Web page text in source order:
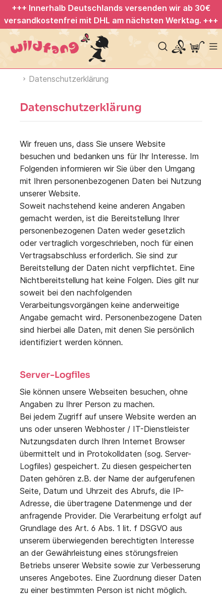
+++ Innerhalb Deutschlands versenden wir ab 30€
versandkostenfrei mit DHL am nächsten Werktag. +++
Datenschutzerklärung
Datenschutzerklärung
Wir freuen uns, dass Sie unsere Website
besuchen und bedanken uns für Ihr Interesse. Im
Folgenden informieren wir Sie über den Umgang
mit Ihren personenbezogenen Daten bei Nutzung
unserer Website.
Soweit nachstehend keine anderen Angaben
gemacht werden, ist die Bereitstellung Ihrer
personenbezogenen Daten weder gesetzlich
oder vertraglich vorgeschrieben, noch für einen
Vertragsabschluss erforderlich. Sie sind zur
Bereitstellung der Daten nicht verpflichtet. Eine
Nichtbereitstellung hat keine Folgen. Dies gilt nur
soweit bei den nachfolgenden
Verarbeitungsvorgängen keine anderweitige
Angabe gemacht wird. Personenbezogene Daten
sind hierbei alle Daten, mit denen Sie persönlich
identifiziert werden können.
Server-Logfiles
Sie können unsere Webseiten besuchen, ohne
Angaben zu Ihrer Person zu machen.
Bei jedem Zugriff auf unsere Website werden an
uns oder unseren Webhoster / IT-Dienstleister
Nutzungsdaten durch Ihren Internet Browser
übermittelt und in Protokolldaten (sog. Server-
Logfiles) gespeichert. Zu diesen gespeicherten
Daten gehören z.B. der Name der aufgerufenen
Seite, Datum und Uhrzeit des Abrufs, die IP-
Adresse, die übertragene Datenmenge und der
anfragende Provider. Die Verarbeitung erfolgt auf
Grundlage des Art. 6 Abs. 1 lit. f DSGVO aus
unserem überwiegenden berechtigten Interesse
an der Gewährleistung eines störungsfreien
Betriebs unserer Website sowie zur Verbesserung
unseres Angebotes. Eine Zuordnung dieser Daten
zu einer bestimmten Person ist nicht möglich.